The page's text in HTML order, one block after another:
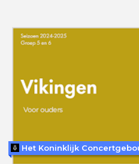
Het Koninklijk